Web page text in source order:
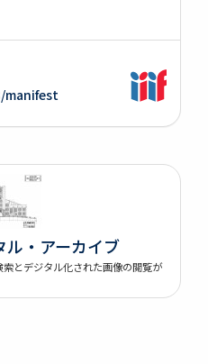
ル・アーカイブ
とデジタル化された画像の閲覧が